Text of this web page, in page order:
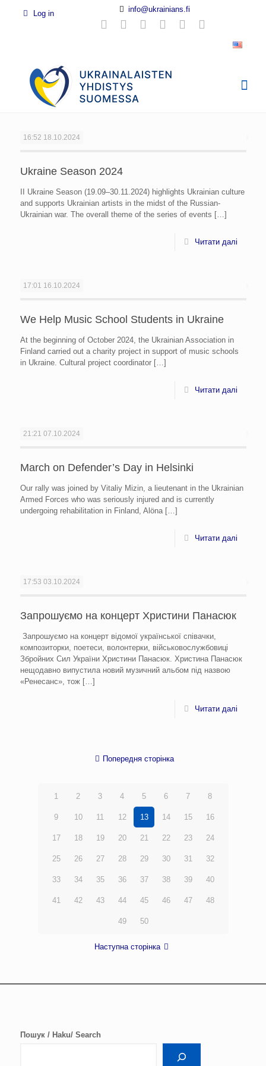
Log in info@ukrainians.fi
16:52 18.10.2024
Ukraine Season 2024
II Ukraine Season (19.09–30.11.2024) highlights Ukrainian culture
and supports Ukrainian artists in the midst of the Russian-
Ukrainian war. The overall theme of the series of events […]
Читати далі
17:01 16.10.2024
We Help Music School Students in Ukraine
At the beginning of October 2024, the Ukrainian Association in
Finland carried out a charity project in support of music schools
in Ukraine. Cultural project coordinator[…]
Читати далі
21:21 07.10.2024
March on Defender’s Day in Helsinki
Our rally was joined by Vitaliy Mizin, a lieutenant in the Ukrainian
Armed Forces who was seriously injured and is currently
undergoing rehabilitation in Finland, Alöna[…]
Читати далі
17:53 03.10.2024
Запрошуємо на концерт Христини Панасюк
Запрошуємо на концерт відомої української співачки,
композиторки, поетеси, волонтерки, військовослужбовиці
Збройних Сил України Христини Панасюк. Христина Панасюк
нещодавно випустила новий музичний альбом під назвою
«Ренесанс», тож[…]
Читати далі
Попередня сторінка
1 2 3 4 5 6 7 8
9 10 11 12 13 14 15 16
17 18 19 20 21 22 23 24
25 26 27 28 29 30 31 32
33 34 35 36 37 38 39 40
41 42 43 44 45 46 47 48
49 50
Наступна сторінка
Пошук / Haku/ Search